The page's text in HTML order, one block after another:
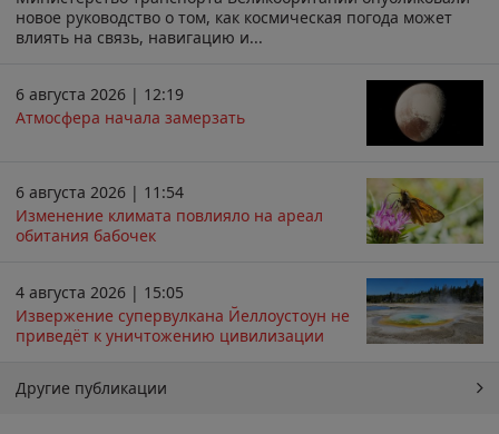
новое руководство о том, как космическая погода может
влиять на связь, навигацию и...
6 августа 2026 | 12:19
Атмосфера начала замерзать
6 августа 2026 | 11:54
Изменение климата повлияло на ареал
обитания бабочек
4 августа 2026 | 15:05
Извержение супервулкана Йеллоустоун не
приведёт к уничтожению цивилизации
Другие публикации